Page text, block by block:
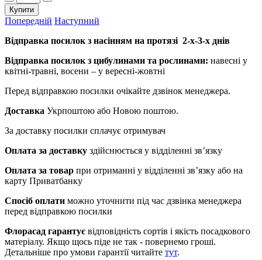
Купити
Попередній Наступний
Відправка посилок з насінням на протязі 2-х-3-х днів
Відправка посилок з цибулинами та рослинами: навесні у
квітні-травні, восени – у вересні-жовтні
Перед відправкою посилки очікайте дзвінок менеджера.
Доставка Укрпоштою або Новою поштою.
За доставку посилки сплачує отримувач
Оплата за доставку здійснюється у відділенні зв’язку
Оплата за товар при отриманні у відділенні зв’язку або на
карту Приватбанку
Спосіб оплати можно уточнити під час дзвінка менеджера
перед відправкою посилки
Флорасад гарантує відповідність сортів і якість посадкового
матеріалу. Якщо щось піде не так - повернемо гроші.
Детальніше про умови гарантії читайте тут.